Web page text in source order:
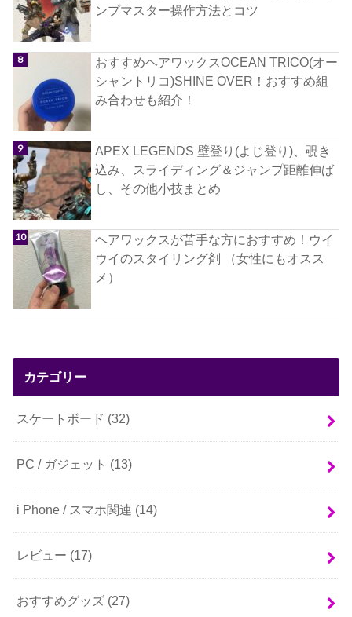
ンプマスター操作方法とコツ
おすすめヘアワックスOCEAN TRICO(オー
シャントリコ)SHINE OVER！おすすめ組
み合わせも紹介！
APEX LEGENDS 壁登り(よじ登り)、覗き
込み、スライディング＆ジャンプ距離伸ば
し、その他小技まとめ
ヘアワックスが苦手な方におすすめ！ウイ
ウイのスタイリング剤 （女性にもオスス
メ）
カテゴリー
スケートボード (32)
PC / ガジェット (13)
i Phone / スマホ関連 (14)
レビュー (17)
おすすめグッズ (27)